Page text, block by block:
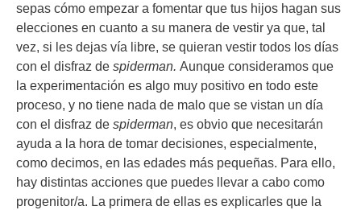
sepas cómo empezar a fomentar que tus hijos hagan sus
elecciones en cuanto a su manera de vestir ya que, tal
vez, si les dejas vía libre, se quieran vestir todos los días
con el disfraz de spiderman. Aunque consideramos que
la experimentación es algo muy positivo en todo este
proceso, y no tiene nada de malo que se vistan un día
con el disfraz de spiderman, es obvio que necesitarán
ayuda a la hora de tomar decisiones, especialmente,
como decimos, en las edades más pequeñas. Para ello,
hay distintas acciones que puedes llevar a cabo como
progenitor/a. La primera de ellas es explicarles que la